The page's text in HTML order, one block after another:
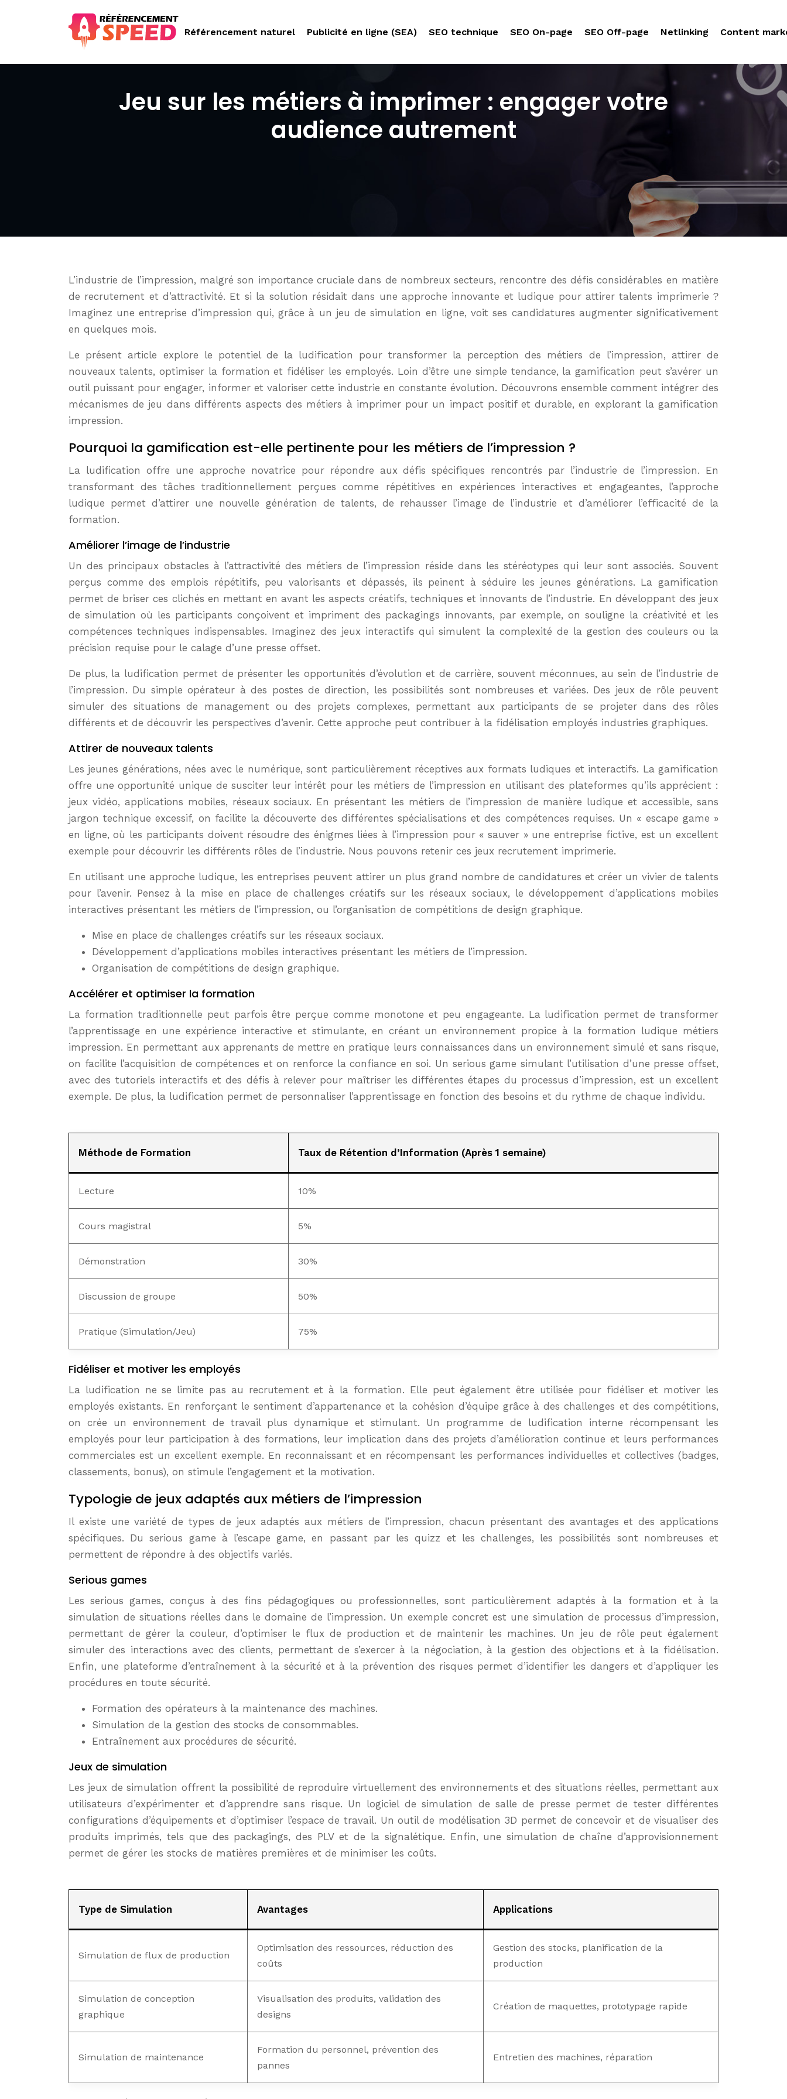
Référencement naturel Publicité en ligne (SEA) SEO technique SEO On-page SEO Off-page Netlinking Content
Jeu sur les métiers à imprimer : engager votre
audience autrement
L’industrie de l’impression, malgré son importance cruciale dans de nombreux secteurs, rencontre des défis considérables en matière
de recrutement et d’attractivité. Et si la solution résidait dans une approche innovante et ludique pour attirer talents imprimerie ?
Imaginez une entreprise d’impression qui, grâce à un jeu de simulation en ligne, voit ses candidatures augmenter significativement
en quelques mois.
Le présent article explore le potentiel de la ludification pour transformer la perception des métiers de l’impression, attirer de
nouveaux talents, optimiser la formation et fidéliser les employés. Loin d’être une simple tendance, la gamification peut s’avérer un
outil puissant pour engager, informer et valoriser cette industrie en constante évolution. Découvrons ensemble comment intégrer des
mécanismes de jeu dans différents aspects des métiers à imprimer pour un impact positif et durable, en explorant la gamification
impression.
Pourquoi la gamification est-elle pertinente pour les métiers de l’impression ?
La ludification offre une approche novatrice pour répondre aux défis spécifiques rencontrés par l’industrie de l’impression. En
transformant des tâches traditionnellement perçues comme répétitives en expériences interactives et engageantes, l’approche
ludique permet d’attirer une nouvelle génération de talents, de rehausser l’image de l’industrie et d’améliorer l’efficacité de la
formation.
Améliorer l’image de l’industrie
Un des principaux obstacles à l’attractivité des métiers de l’impression réside dans les stéréotypes qui leur sont associés. Souvent
perçus comme des emplois répétitifs, peu valorisants et dépassés, ils peinent à séduire les jeunes générations. La gamification
permet de briser ces clichés en mettant en avant les aspects créatifs, techniques et innovants de l’industrie. En développant des jeux
de simulation où les participants conçoivent et impriment des packagings innovants, par exemple, on souligne la créativité et les
compétences techniques indispensables. Imaginez des jeux interactifs qui simulent la complexité de la gestion des couleurs ou la
précision requise pour le calage d’une presse offset.
De plus, la ludification permet de présenter les opportunités d’évolution et de carrière, souvent méconnues, au sein de l’industrie de
l’impression. Du simple opérateur à des postes de direction, les possibilités sont nombreuses et variées. Des jeux de rôle peuvent
simuler des situations de management ou des projets complexes, permettant aux participants de se projeter dans des rôles
différents et de découvrir les perspectives d’avenir. Cette approche peut contribuer à la fidélisation employés industries graphiques.
Attirer de nouveaux talents
Les jeunes générations, nées avec le numérique, sont particulièrement réceptives aux formats ludiques et interactifs. La gamification
offre une opportunité unique de susciter leur intérêt pour les métiers de l’impression en utilisant des plateformes qu’ils apprécient :
jeux vidéo, applications mobiles, réseaux sociaux. En présentant les métiers de l’impression de manière ludique et accessible, sans
jargon technique excessif, on facilite la découverte des différentes spécialisations et des compétences requises. Un « escape game »
en ligne, où les participants doivent résoudre des énigmes liées à l’impression pour « sauver » une entreprise fictive, est un excellent
exemple pour découvrir les différents rôles de l’industrie. Nous pouvons retenir ces jeux recrutement imprimerie.
En utilisant une approche ludique, les entreprises peuvent attirer un plus grand nombre de candidatures et créer un vivier de talents
pour l’avenir. Pensez à la mise en place de challenges créatifs sur les réseaux sociaux, le développement d’applications mobiles
interactives présentant les métiers de l’impression, ou l’organisation de compétitions de design graphique.
Mise en place de challenges créatifs sur les réseaux sociaux.
Développement d’applications mobiles interactives présentant les métiers de l’impression.
Organisation de compétitions de design graphique.
Accélérer et optimiser la formation
La formation traditionnelle peut parfois être perçue comme monotone et peu engageante. La ludification permet de transformer
l’apprentissage en une expérience interactive et stimulante, en créant un environnement propice à la formation ludique métiers
impression. En permettant aux apprenants de mettre en pratique leurs connaissances dans un environnement simulé et sans risque,
on facilite l’acquisition de compétences et on renforce la confiance en soi. Un serious game simulant l’utilisation d’une presse offset,
avec des tutoriels interactifs et des défis à relever pour maîtriser les différentes étapes du processus d’impression, est un excellent
exemple. De plus, la ludification permet de personnaliser l’apprentissage en fonction des besoins et du rythme de chaque individu.
Méthode de Formation Taux de Rétention d’Information (Après 1 semaine)
Lecture 10%
Cours magistral 5%
Démonstration 30%
Discussion de groupe 50%
Pratique (Simulation/Jeu) 75%
Fidéliser et motiver les employés
La ludification ne se limite pas au recrutement et à la formation. Elle peut également être utilisée pour fidéliser et motiver les
employés existants. En renforçant le sentiment d’appartenance et la cohésion d’équipe grâce à des challenges et des compétitions,
on crée un environnement de travail plus dynamique et stimulant. Un programme de ludification interne récompensant les
employés pour leur participation à des formations, leur implication dans des projets d’amélioration continue et leurs performances
commerciales est un excellent exemple. En reconnaissant et en récompensant les performances individuelles et collectives (badges,
classements, bonus), on stimule l’engagement et la motivation.
Typologie de jeux adaptés aux métiers de l’impression
Il existe une variété de types de jeux adaptés aux métiers de l’impression, chacun présentant des avantages et des applications
spécifiques. Du serious game à l’escape game, en passant par les quizz et les challenges, les possibilités sont nombreuses et
permettent de répondre à des objectifs variés.
Serious games
Les serious games, conçus à des fins pédagogiques ou professionnelles, sont particulièrement adaptés à la formation et à la
simulation de situations réelles dans le domaine de l’impression. Un exemple concret est une simulation de processus d’impression,
permettant de gérer la couleur, d’optimiser le flux de production et de maintenir les machines. Un jeu de rôle peut également
simuler des interactions avec des clients, permettant de s’exercer à la négociation, à la gestion des objections et à la fidélisation.
Enfin, une plateforme d’entraînement à la sécurité et à la prévention des risques permet d’identifier les dangers et d’appliquer les
procédures en toute sécurité.
Formation des opérateurs à la maintenance des machines.
Simulation de la gestion des stocks de consommables.
Entraînement aux procédures de sécurité.
Jeux de simulation
Les jeux de simulation offrent la possibilité de reproduire virtuellement des environnements et des situations réelles, permettant aux
utilisateurs d’expérimenter et d’apprendre sans risque. Un logiciel de simulation de salle de presse permet de tester différentes
configurations d’équipements et d’optimiser l’espace de travail. Un outil de modélisation 3D permet de concevoir et de visualiser des
produits imprimés, tels que des packagings, des PLV et de la signalétique. Enfin, une simulation de chaîne d’approvisionnement
permet de gérer les stocks de matières premières et de minimiser les coûts.
Type de Simulation Avantages Applications
Simulation de flux de production
Optimisation des ressources, réduction des
coûts
Gestion des stocks, planification de la
production
Simulation de conception
graphique
Visualisation des produits, validation des
designs
Création de maquettes, prototypage rapide
Simulation de maintenance
Formation du personnel, prévention des
pannes
Entretien des machines, réparation